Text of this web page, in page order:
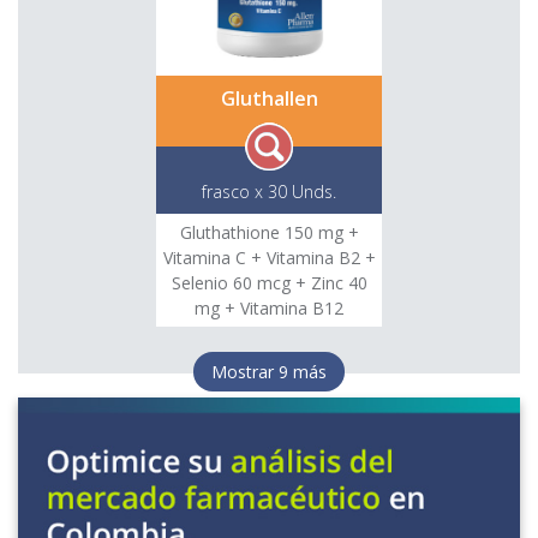
cuya referencia y contenidos son responsabilidad de
dichos sitios. Farmalium.com oficia como enlace entre el
usuario y los sitios web en mención, por lo tanto
Farmalium.com no se hará responsable por ningún tipo de
información erronea o que induzca a contenidos falsos o
publicidad engañosa. El usuario está en libertad de
considerar la información de otros sitios web a los que
haya llegado por medio de Farmalium.com, con la
responsabilidad de evaluar dichos contenidos y
entendiendo que no reemplazan el juicio del médico
facultativo o profesional de la salud.
Gluthallen
frasco x 30 Unds.
Gluthathione 150 mg +
Vitamina C + Vitamina B2 +
Selenio 60 mcg + Zinc 40
mg + Vitamina B12
Mostrar 9 más